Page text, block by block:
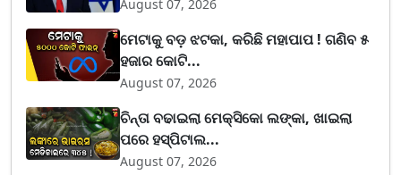
August 07, 2026
ମେଟାକୁ ବଡ଼ ଝଟକା, କରିଛି ମହାପାପ ! ଗଣିବ ୫
ହଜାର କୋଟି...
August 07, 2026
ଚିନ୍ତା ବଢାଇଲା ମେକ୍ସିକୋ ଲଙ୍କା, ଖାଇଲା
ପରେ ହସ୍ପିଟାଲ...
August 07, 2026